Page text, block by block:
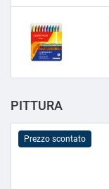
PITTURA
Prezzo scontato